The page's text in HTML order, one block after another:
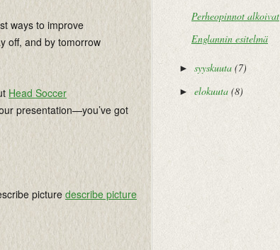
ways to improve
off, and by tomorrow
Head Soccer
presentation—you’ve got
picture describe picture
Perheopinnot alkoivat
Englannin esitelmä
► syyskuuta (7)
► elokuuta (8)